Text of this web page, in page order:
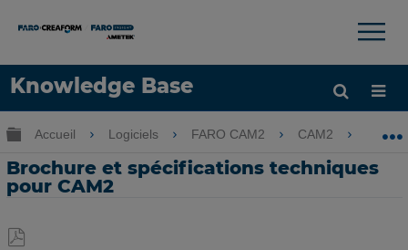
Knowledge Base
LANGUE
×
Développer/réduire la hiérarchie globale
Accueil Logiciels FARO CAM2 CAM2
Brochure et spécifications techniques
pour CAM2